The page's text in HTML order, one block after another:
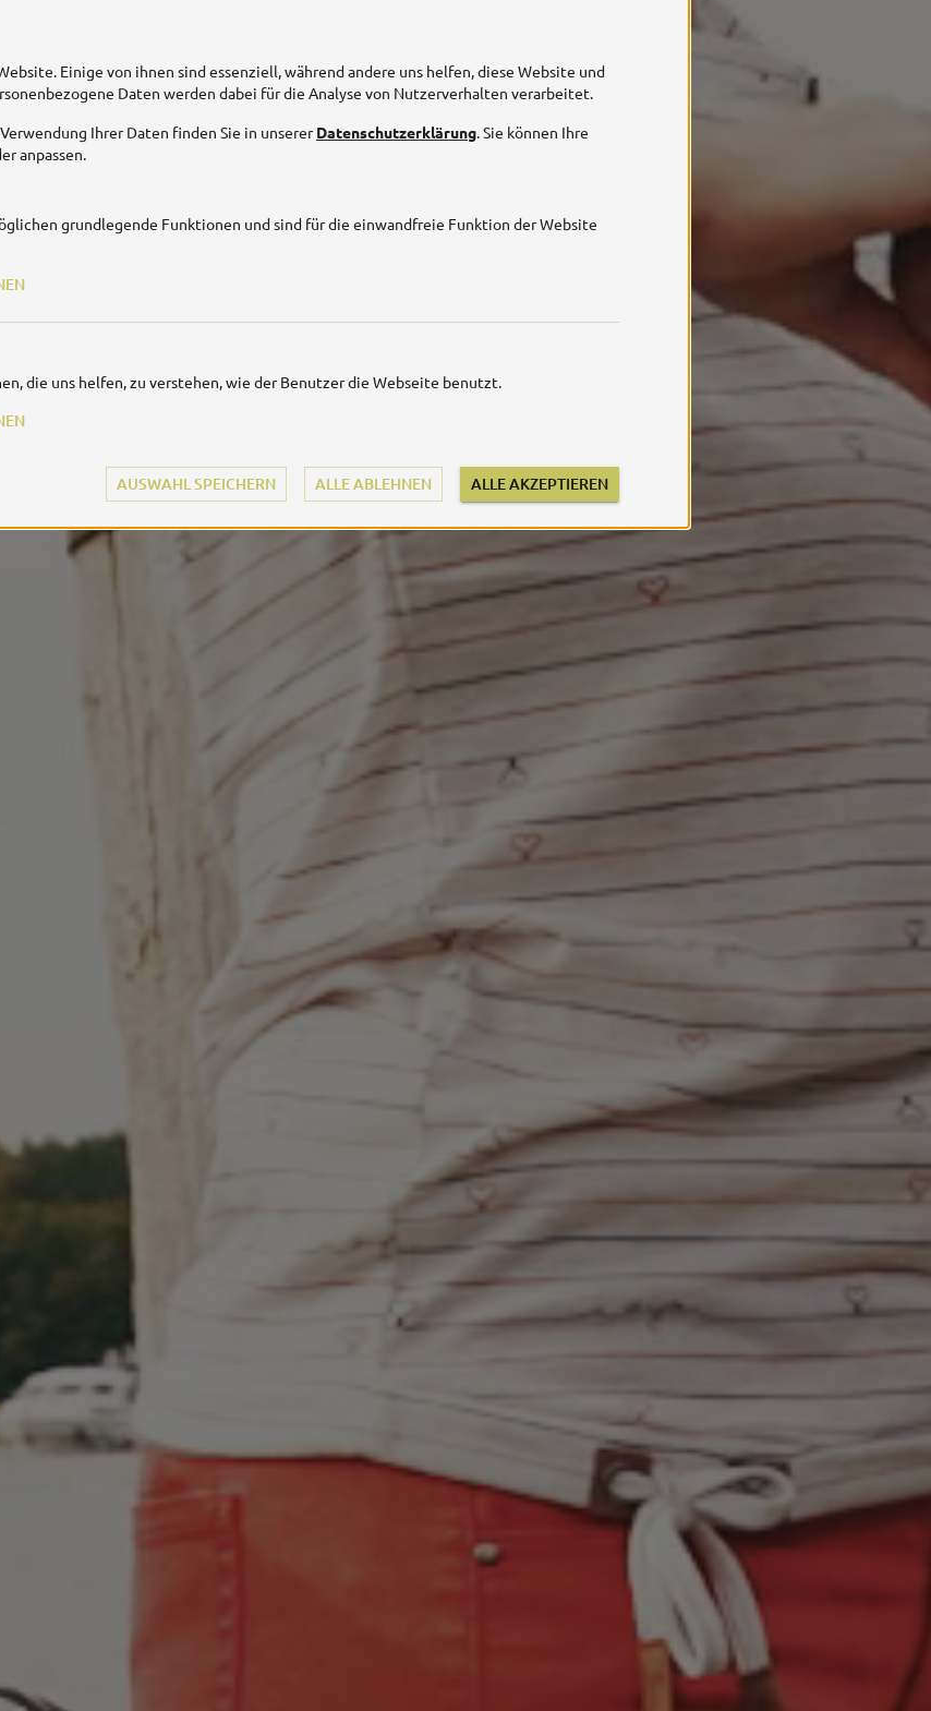
Einige von ihnen sind essenziell, während andere uns helfen, diese Website und
Daten werden dabei für die Analyse von Nutzerverhalten verarbeitet.
Ihrer Daten finden Sie in unsererDatenschutzerklärung. Sie können Ihre
anpassen.
grundlegende Funktionen und sind für die einwandfreie Funktion der Website
die uns helfen, zu verstehen, wie der Benutzer die Webseite benutzt.
AUSWAHL SPEICHERN ALLE ABLEHNEN ALLE AKZEPTIEREN